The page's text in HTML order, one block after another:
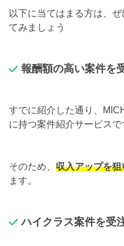
以下に当てはまる方は、
てみましょう
報酬額の高い案件を
すでに紹介した通り、
に持つ案件紹介サービスで
そのため、 収入アップを
ます。
ハイクラス案件を受